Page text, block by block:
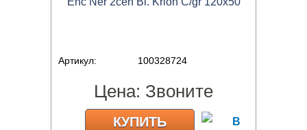
Артикул: 100328724
Цена: Звоните
КУПИТЬ